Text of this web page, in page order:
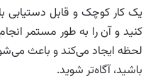
یک کار کوچک و قابل دستیابی
کنید و آن را به طور مستمر
لحظه ایجاد می‌کند و باعث
باشید، آگاه‌تر شوید.